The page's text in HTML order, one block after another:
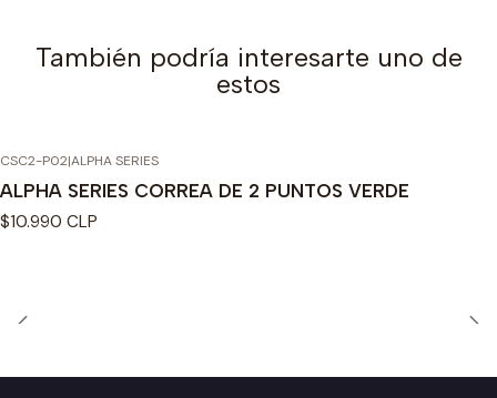
También podría interesarte uno de
estos
CSC2-P02|ALPHA SERIES
ALPHA SERIES CORREA DE 2 PUNTOS VERDE
$10.990 CLP